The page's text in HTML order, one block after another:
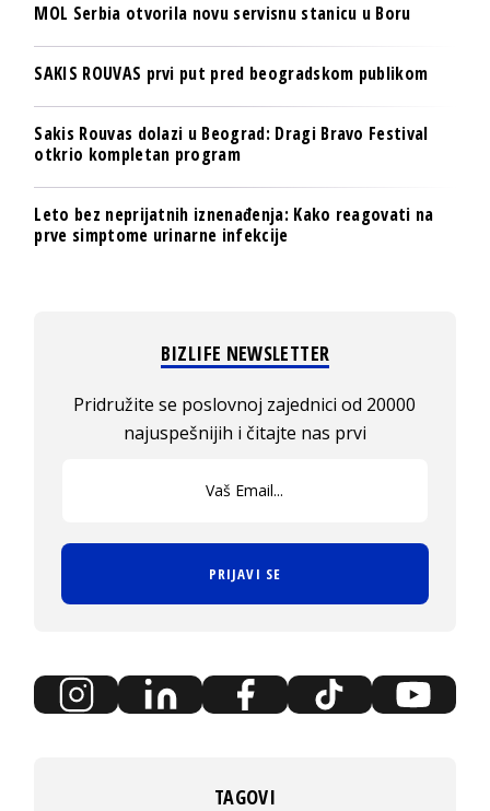
MOL Serbia otvorila novu servisnu stanicu u Boru
SAKIS ROUVAS prvi put pred beogradskom publikom
Sakis Rouvas dolazi u Beograd: Dragi Bravo Festival
otkrio kompletan program
Leto bez neprijatnih iznenađenja: Kako reagovati na
prve simptome urinarne infekcije
BIZLIFE NEWSLETTER
Pridružite se poslovnoj zajednici od 20000
najuspešnijih i čitajte nas prvi
PRIJAVI SE
TAGOVI